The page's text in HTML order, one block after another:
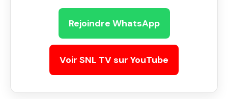
Rejoindre WhatsApp
Voir SNL TV sur YouTube